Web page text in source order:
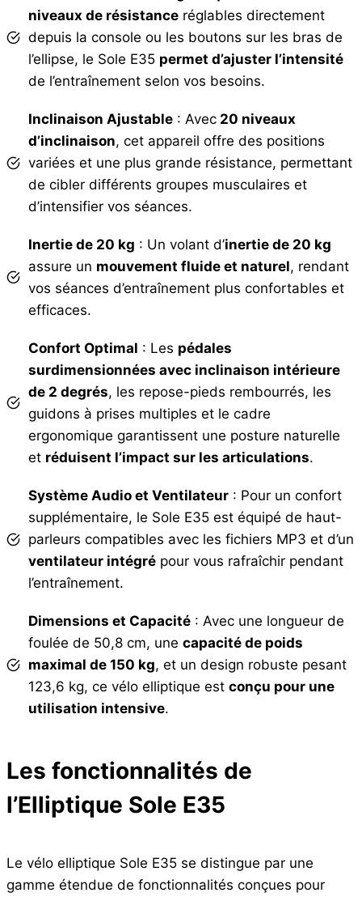
niveaux de résistance réglables directement
depuis la console ou les boutons sur les bras de
l’ellipse, le Sole E35 permet d’ajuster l’intensité
de l’entraînement selon vos besoins.
Inclinaison Ajustable : Avec 20 niveaux
d’inclinaison, cet appareil offre des positions
variées et une plus grande résistance, permettant
de cibler différents groupes musculaires et
d’intensifier vos séances.
Inertie de 20 kg : Un volant d’inertie de 20 kg
assure un mouvement fluide et naturel, rendant
vos séances d’entraînement plus confortables et
efficaces.
Confort Optimal : Les pédales
surdimensionnées avec inclinaison intérieure
de 2 degrés, les repose-pieds rembourrés, les
guidons à prises multiples et le cadre
ergonomique garantissent une posture naturelle
et réduisent l’impact sur les articulations.
Système Audio et Ventilateur : Pour un confort
supplémentaire, le Sole E35 est équipé de haut-
parleurs compatibles avec les fichiers MP3 et d’un
ventilateur intégré pour vous rafraîchir pendant
l’entraînement.
Dimensions et Capacité : Avec une longueur de
foulée de 50,8 cm, une capacité de poids
maximal de 150 kg, et un design robuste pesant
123,6 kg, ce vélo elliptique est conçu pour une
utilisation intensive.
Les fonctionnalités de
l’Elliptique Sole E35
Le vélo elliptique Sole E35 se distingue par une
gamme étendue de fonctionnalités conçues pour